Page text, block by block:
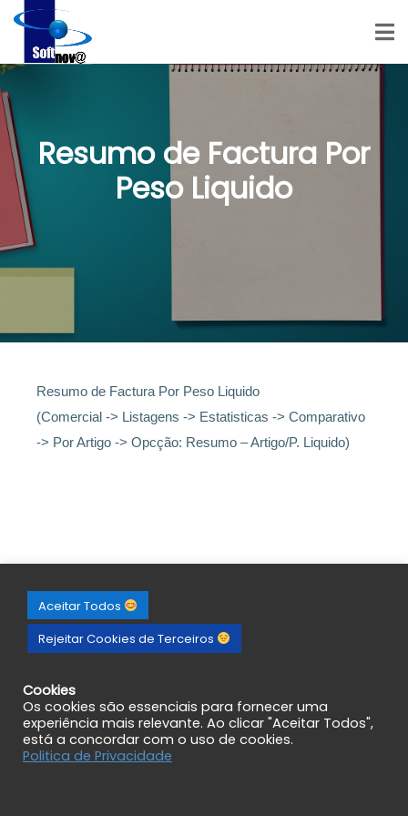
Resumo de Factura Por
Peso Liquido
Resumo de Factura Por Peso Liquido
(Comercial -> Listagens -> Estatisticas -> Comparativo
-> Por Artigo -> Opcção: Resumo – Artigo/P. Liquido)
Aceitar Todos
Rejeitar Cookies de Terceiros
Cookies
Os cookies são essenciais para fornecer uma
experiência mais relevante. Ao clicar "Aceitar Todos",
está a concordar com o uso de cookies.
Politica de Privacidade